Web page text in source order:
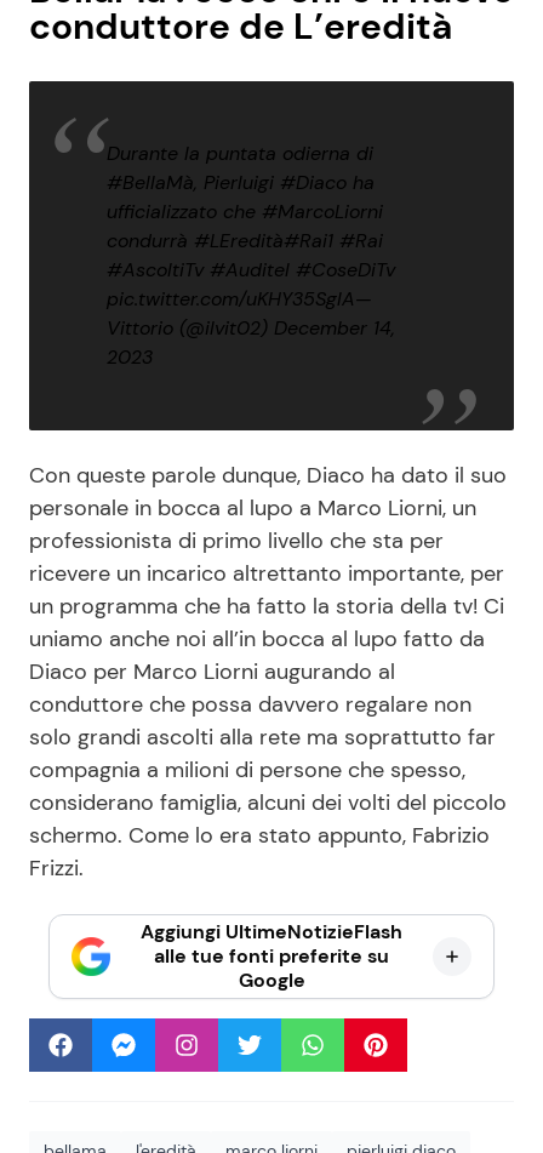
conduttore de L’eredità
Durante la puntata odierna di
#BellaMà, Pierluigi #Diaco ha
ufficializzato che #MarcoLiorni
condurrà #LEredità#Rai1 #Rai
#AscoltiTv #Auditel #CoseDiTv
pic.twitter.com/uKHY35SglA—
Vittorio (@ilvit02) December 14,
2023
Con queste parole dunque, Diaco ha dato il suo
personale in bocca al lupo a Marco Liorni, un
professionista di primo livello che sta per
ricevere un incarico altrettanto importante, per
un programma che ha fatto la storia della tv! Ci
uniamo anche noi all’in bocca al lupo fatto da
Diaco per Marco Liorni augurando al
conduttore che possa davvero regalare non
solo grandi ascolti alla rete ma soprattutto far
compagnia a milioni di persone che spesso,
considerano famiglia, alcuni dei volti del piccolo
schermo. Come lo era stato appunto, Fabrizio
Frizzi.
Aggiungi UltimeNotizieFlash
alle tue fonti preferite su
Google